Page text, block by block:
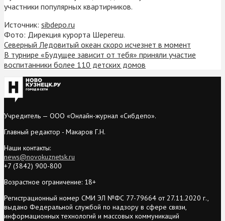
участники популярных квартирников.
Источник: sibdepo.ru
Фото: Дирекция курорта Шерегеш.
Северный Ледовитый океан скоро исчезнет в момент
В турнире «Будущее зависит от тебя» приняли участие
воспитанники более 110 детских домов
Учредитель — ООО «Онлайн-журнал «Сибдепо».
Главный редактор - Макаров Г.Н.
Наши контакты:
news@novokuznetsk.ru
+7 (3842) 900-800
Возрастное ограничение: 18+
Регистрационный номер СМИ ЭЛ №ФС 77-79664 от 27.11.2020 г.,
выдано Федеральной службой по надзору в сфере связи,
информационных технологий и массовых коммуникаций